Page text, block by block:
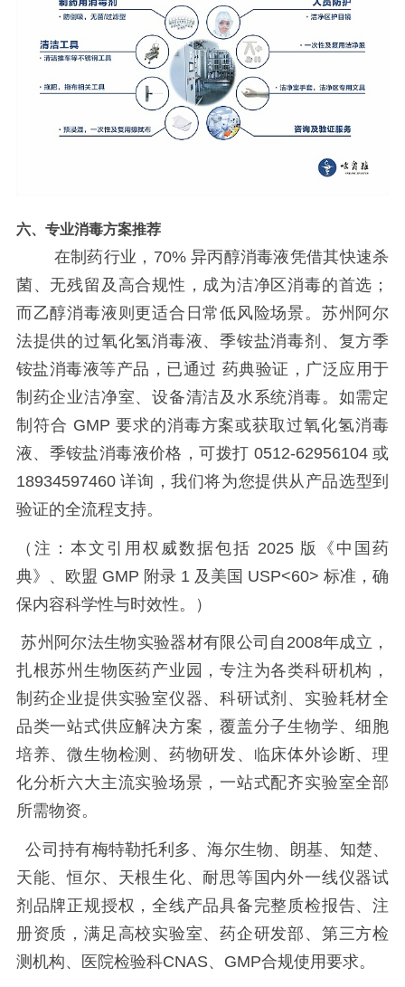
六、 专业消毒方案推荐
在制药行业， 70% 异丙醇消毒液凭借其快速杀
菌、无残留及高合规性，成为洁净区消毒的首选；
而乙醇消毒液则更适合日常低风险场景。苏州阿尔
法提供的过氧化氢消毒液、季铵盐消毒剂、复方季
铵盐消毒液等产品，已通过 药典验证，广泛应用于
制药企业洁净室、设备清洁及水系统消毒。如需定
制符合 GMP 要求的消毒方案或获取过氧化氢消毒
液、季铵盐消毒液价格，可拨打 0512-62956104或
18934597460详询，我们将为您提供从产品选型到
验证的全流程支持。
（注：本文引用权威数据包括 2025 版《中国药
典》、欧盟 GMP 附录 1 及美国 USP<60>标准，确
保内容科学性与时效性。）
苏州阿尔法生物实验器材有限公司自2008年成立，
扎根苏州生物医药产业园，专注为各类科研机构，
制药企业提供实验室仪器、科研试剂、实验耗材全
品类一站式供应解决方案，覆盖分子生物学、细胞
培养、微生物检测、药物研发、临床体外诊断、理
化分析六大主流实验场景，一站式配齐实验室全部
所需物资。
公司持有梅特勒托利多、海尔生物、朗基、知楚、
天能、恒尔、天根生化、耐思等国内外一线仪器试
剂品牌正规授权，全线产品具备完整质检报告、注
册资质，满足高校实验室、药企研发部、第三方检
测机构、医院检验科CNAS、GMP合规使用要求。